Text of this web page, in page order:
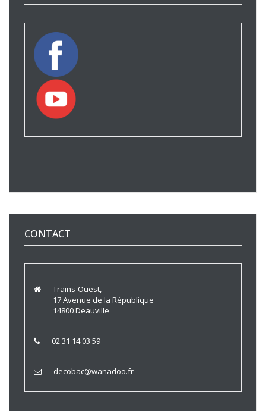
CONTACT
Trains-Ouest,
17 Avenue de la République
14800 Deauville
02 31 14 03 59
decobac@wanadoo.fr